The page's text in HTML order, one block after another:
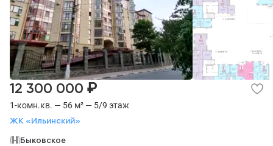
1-комн.кв. — 56 м² — 5/9 этаж
ЖК «Ильинский»
12 300 000 ₽
Быковское